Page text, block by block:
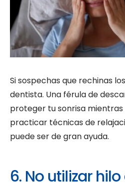
Si sospechas que rechinas
dentista. Una férula de
proteger tu sonrisa mientras
practicar técnicas de
puede ser de gran ayuda.
6. No utilizar